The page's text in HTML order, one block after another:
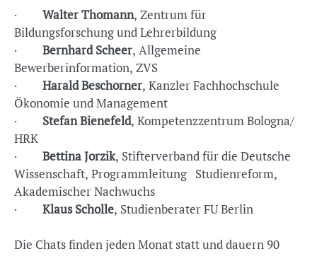
· Walter Thomann, Zentrum für
Bildungsforschung und Lehrerbildung
· Bernhard Scheer, Allgemeine
Bewerberinformation, ZVS
· Harald Beschorner, Kanzler Fachhochschule
Ökonomie und Management
· Stefan Bienefeld, Kompetenzzentrum Bologna/
HRK
· Bettina Jorzik, Stifterverband für die Deutsche
Wissenschaft, Programmleitung Studienreform,
Akademischer Nachwuchs
· Klaus Scholle, Studienberater FU Berlin
Die Chats finden jeden Monat statt und dauern 90